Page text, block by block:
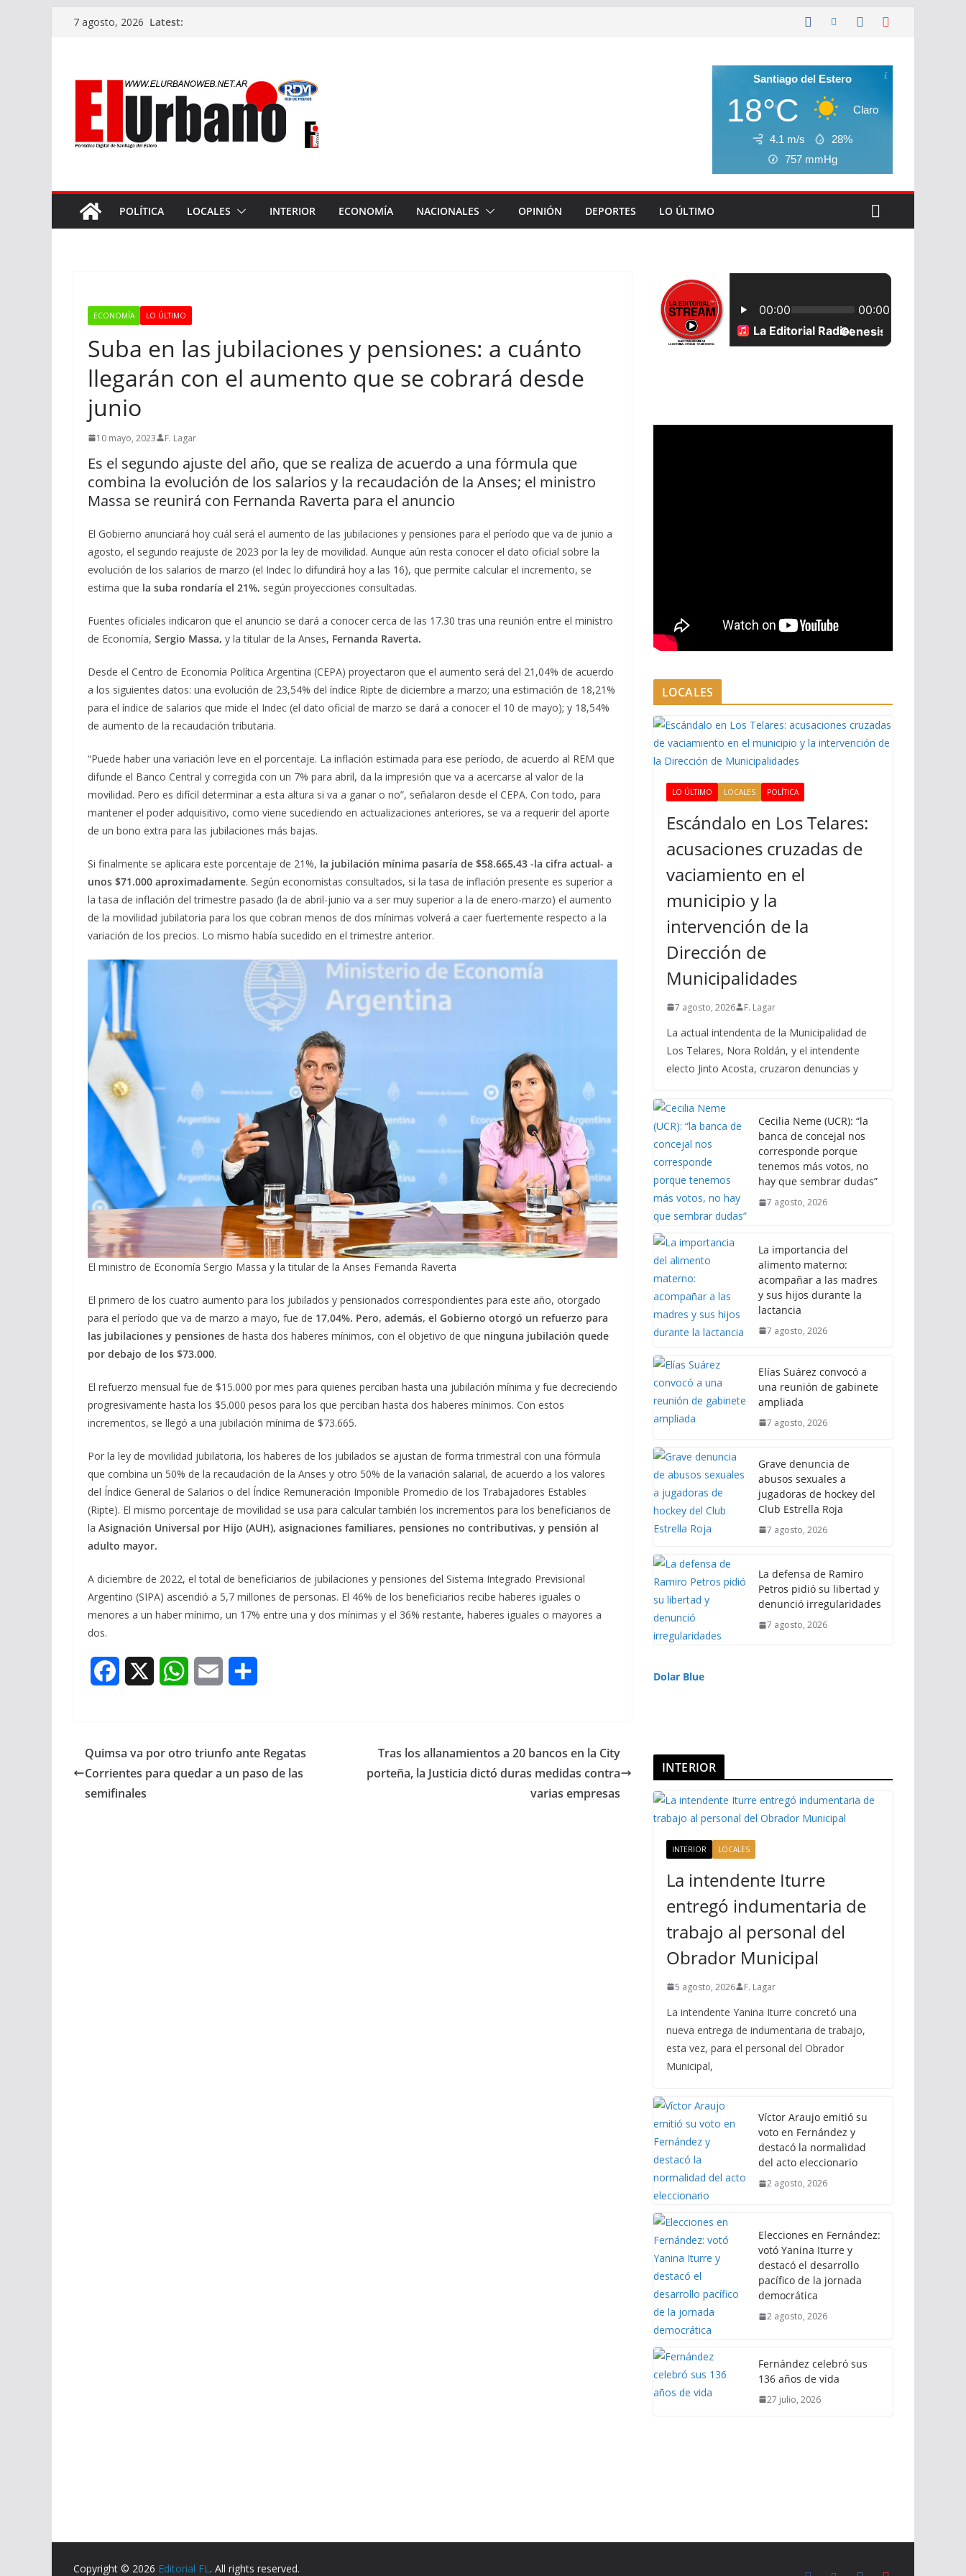
7 agosto, 2026 Latest:
Santiago del Estero
18°C Claro
4.1 m/s
28%
757 mmHg
POLÍTICA LOCALES INTERIOR ECONOMÍA NACIONALES OPINIÓN DEPORTES LO ÚLTIMO
ECONOMÍA LO ÚLTIMO
Suba en las jubilaciones y pensiones: a cuánto
llegarán con el aumento que se cobrará desde
junio
10 mayo, 2023 F. Lagar
Es el segundo ajuste del año, que se realiza de acuerdo a una fórmula que
combina la evolución de los salarios y la recaudación de la Anses; el ministro
Massa se reunirá con Fernanda Raverta para el anuncio
El Gobierno anunciará hoy cuál será el aumento de las jubilaciones y pensiones para el período que va de junio a
agosto, el segundo reajuste de 2023 por la ley de movilidad. Aunque aún resta conocer el dato oficial sobre la
evolución de los salarios de marzo (el Indec lo difundirá hoy a las 16), que permite calcular el incremento, se
estima que la suba rondaría el 21%, según proyecciones consultadas.
Fuentes oficiales indicaron que el anuncio se dará a conocer cerca de las 17.30 tras una reunión entre el ministro
de Economía, Sergio Massa, y la titular de la Anses, Fernanda Raverta.
Desde el Centro de Economía Política Argentina (CEPA) proyectaron que el aumento será del 21,04% de acuerdo
a los siguientes datos: una evolución de 23,54% del índice Ripte de diciembre a marzo; una estimación de 18,21%
para el índice de salarios que mide el Indec (el dato oficial de marzo se dará a conocer el 10 de mayo); y 18,54%
de aumento de la recaudación tributaria.
“Puede haber una variación leve en el porcentaje. La inflación estimada para ese período, de acuerdo al REM que
difunde el Banco Central y corregida con un 7% para abril, da la impresión que va a acercarse al valor de la
movilidad. Pero es difícil determinar a esta altura si va a ganar o no”, señalaron desde el CEPA. Con todo, para
mantener el poder adquisitivo, como viene sucediendo en actualizaciones anteriores, se va a requerir del aporte
de un bono extra para las jubilaciones más bajas.
Si finalmente se aplicara este porcentaje de 21%, la jubilación mínima pasaría de $58.665,43 -la cifra actual- a
unos $71.000 aproximadamente. Según economistas consultados, si la tasa de inflación presente es superior a
la tasa de inflación del trimestre pasado (la de abril-junio va a ser muy superior a la de enero-marzo) el aumento
de la movilidad jubilatoria para los que cobran menos de dos mínimas volverá a caer fuertemente respecto a la
variación de los precios. Lo mismo había sucedido en el trimestre anterior.
El ministro de Economía Sergio Massa y la titular de la Anses Fernanda Raverta
El primero de los cuatro aumento para los jubilados y pensionados correspondientes para este año, otorgado
para el período que va de marzo a mayo, fue de 17,04%. Pero, además, el Gobierno otorgó un refuerzo para
las jubilaciones y pensiones de hasta dos haberes mínimos, con el objetivo de que ninguna jubilación quede
por debajo de los $73.000.
El refuerzo mensual fue de $15.000 por mes para quienes perciban hasta una jubilación mínima y fue decreciendo
progresivamente hasta los $5.000 pesos para los que perciban hasta dos haberes mínimos. Con estos
incrementos, se llegó a una jubilación mínima de $73.665.
Por la ley de movilidad jubilatoria, los haberes de los jubilados se ajustan de forma trimestral con una fórmula
que combina un 50% de la recaudación de la Anses y otro 50% de la variación salarial, de acuerdo a los valores
del Índice General de Salarios o del Índice Remuneración Imponible Promedio de los Trabajadores Estables
(Ripte). El mismo porcentaje de movilidad se usa para calcular también los incrementos para los beneficiarios de
la Asignación Universal por Hijo (AUH), asignaciones familiares, pensiones no contributivas, y pensión al
adulto mayor.
A diciembre de 2022, el total de beneficiarios de jubilaciones y pensiones del Sistema Integrado Previsional
Argentino (SIPA) ascendió a 5,7 millones de personas. El 46% de los beneficiarios recibe haberes iguales o
menores a un haber mínimo, un 17% entre una y dos mínimas y el 36% restante, haberes iguales o mayores a
dos.
e
W
t
i
r
Quimsa va por otro triunfo ante Regatas
Corrientes para quedar a un paso de las
semifinales
Tras los allanamientos a 20 bancos en la City
porteña, la Justicia dictó duras medidas contra
varias empresas
LOCALES
LO ÚLTIMO LOCALES POLÍTICA
Escándalo en Los Telares:
acusaciones cruzadas de
vaciamiento en el
municipio y la
intervención de la
Dirección de
Municipalidades
7 agosto, 2026 F. Lagar
La actual intendenta de la Municipalidad de
Los Telares, Nora Roldán, y el intendente
electo Jinto Acosta, cruzaron denuncias y
Cecilia Neme (UCR): “la
banca de concejal nos
corresponde porque
tenemos más votos, no
hay que sembrar dudas”
7 agosto, 2026
La importancia del
alimento materno:
acompañar a las madres
y sus hijos durante la
lactancia
7 agosto, 2026
Elías Suárez convocó a
una reunión de gabinete
ampliada
7 agosto, 2026
Grave denuncia de
abusos sexuales a
jugadoras de hockey del
Club Estrella Roja
7 agosto, 2026
La defensa de Ramiro
Petros pidió su libertad y
denunció irregularidades
7 agosto, 2026
Dolar Blue
INTERIOR
INTERIOR LOCALES
La intendente Iturre
entregó indumentaria de
trabajo al personal del
Obrador Municipal
5 agosto, 2026 F. Lagar
La intendente Yanina Iturre concretó una
nueva entrega de indumentaria de trabajo,
esta vez, para el personal del Obrador
Municipal,
Víctor Araujo emitió su
voto en Fernández y
destacó la normalidad
del acto eleccionario
2 agosto, 2026
Elecciones en Fernández:
votó Yanina Iturre y
destacó el desarrollo
pacífico de la jornada
democrática
2 agosto, 2026
Fernández celebró sus
136 años de vida
27 julio, 2026
Copyright © 2026 Editorial FL. All rights reserved.